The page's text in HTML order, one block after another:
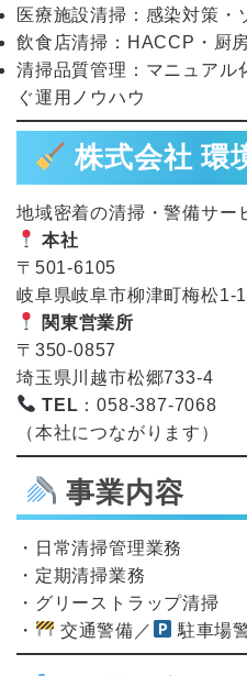
医療施設清掃：感染対策・
飲食店清掃：HACCP・厨
清掃品質管理：マニュアル
ぐ運用ノウハウ
株式会社 環
地域密着の清掃・警備サー
本社
〒501-6105
岐阜県岐阜市柳津町梅松1-
関東営業所
〒350-0857
埼玉県川越市松郷733-4
TEL ：058-387-7068
（本社につながります）
事業内容
・日常清掃管理業務
・定期清掃業務
・グリーストラップ清掃
・
交通警備／ 駐車場